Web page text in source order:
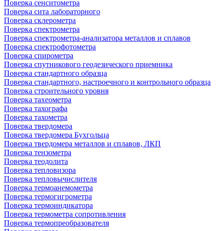
Поверка сенситометра
Поверка сита лабораторного
Поверка склерометра
Поверка спектрометра
Поверка спектрометра-анализатора металлов и сплавов
Поверка спектрофотометра
Поверка спирометра
Поверка спутникового геодезического приемника
Поверка стандартного образца
Поверка стандартного, настроечного и контрольного образца
Поверка строительного уровня
Поверка тахеометра
Поверка тахографа
Поверка тахометра
Поверка твердомера
Поверка твердомера Бухгольца
Поверка твердомера металлов и сплавов, ЛКП
Поверка тензометра
Поверка теодолита
Поверка тепловизора
Поверка тепловычислителя
Поверка термоанемометра
Поверка термогигрометра
Поверка термоиндикатора
Поверка термометра сопротивления
Поверка термопреобразователя